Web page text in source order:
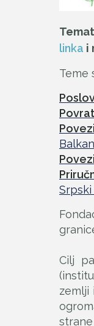
linka i
Teme
Cilj
zemlji